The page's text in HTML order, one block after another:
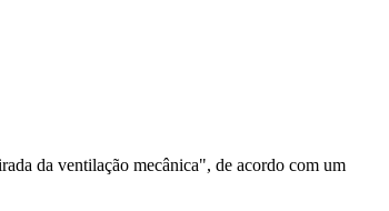
da ventilação mecânica", de acordo com um